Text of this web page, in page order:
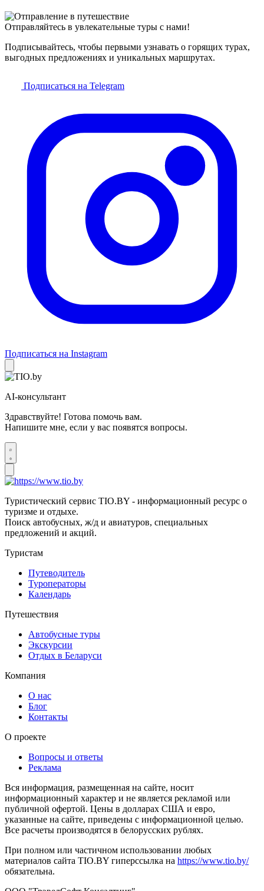
Отправляйтесь в увлекательные туры с нами!
Подписывайтесь, чтобы первыми узнавать о горящих турах,
выгодных предложениях и уникальных маршрутах.
Подписаться на Telegram
Подписаться на Instagram
AI-консультант
Здравствуйте! Готова помочь вам.
Напишите мне, если у вас появятся вопросы.
Туристический сервис TIO.BY - информационный ресурс о
туризме и отдыхе.
Поиск автобусных, ж/д и авиатуров, специальных
предложений и акций.
Туристам
Путеводитель
Туроператоры
Календарь
Путешествия
Автобусные туры
Экскурсии
Отдых в Беларуси
Компания
О нас
Блог
Контакты
О проекте
Вопросы и ответы
Реклама
Вся информация, размещенная на сайте, носит
информационный характер и не является рекламой или
публичной офертой. Цены в долларах США и евро,
указанные на сайте, приведены с информационной целью.
Все расчеты производятся в белорусских рублях.
При полном или частичном использовании любых
материалов сайта TIO.BY гиперссылка на https://www.tio.by/
обязательна.